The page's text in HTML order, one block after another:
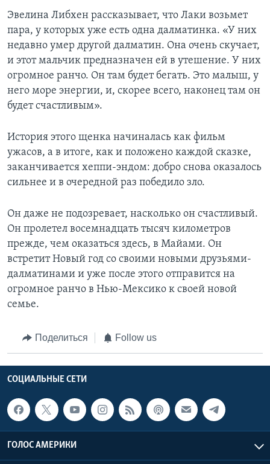
Эвелина Либхен рассказывает, что Лаки возьмет
пара, у которых уже есть одна далматинка. «У них
недавно умер другой далматин. Она очень скучает,
и этот мальчик предназначен ей в утешение. У них
огромное ранчо. Он там будет бегать. Это малыш, у
него море энергии, и, скорее всего, наконец там он
будет счастливым».
История этого щенка начиналась как фильм
ужасов, а в итоге, как и положено каждой сказке,
заканчивается хеппи-эндом: добро снова оказалось
сильнее и в очередной раз победило зло.
Он даже не подозревает, насколько он счастливый.
Он пролетел восемнадцать тысяч километров
прежде, чем оказаться здесь, в Майами. Он
встретит Новый год со своими новыми друзьями-
далматинами и уже после этого отправится на
огромное ранчо в Нью-Мексико к своей новой
семье.
Поделиться Follow us
СОЦИАЛЬНЫЕ СЕТИ
ГОЛОС АМЕРИКИ